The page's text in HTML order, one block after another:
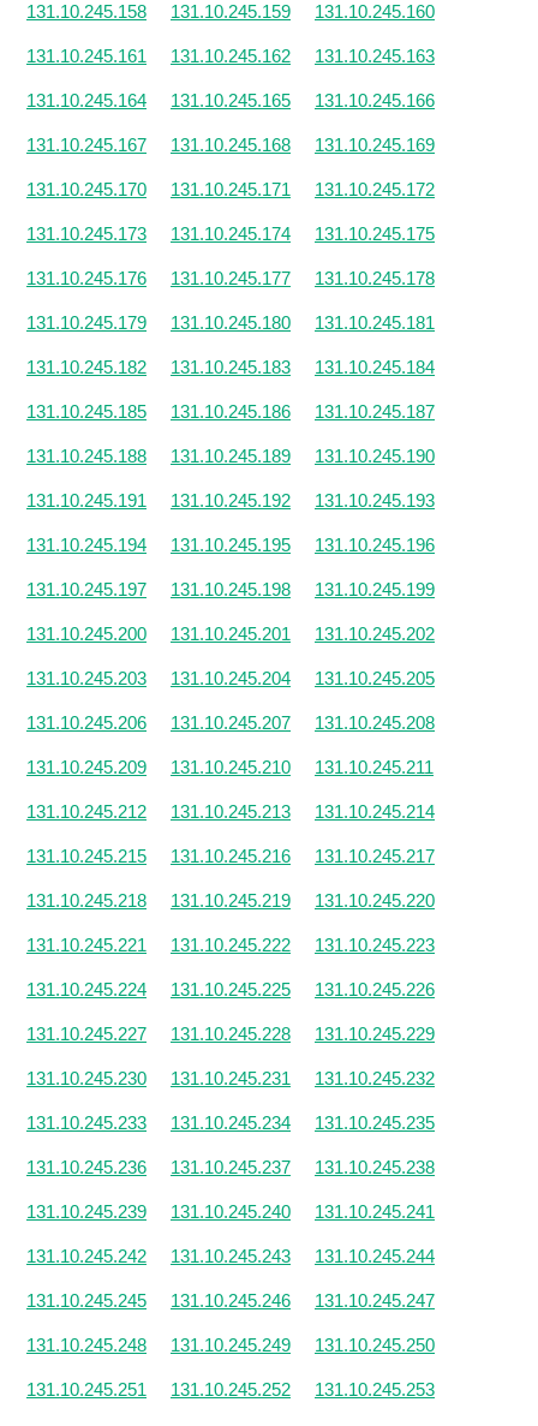
131.10.245.158 131.10.245.159 131.10.245.160
131.10.245.161 131.10.245.162 131.10.245.163
131.10.245.164 131.10.245.165 131.10.245.166
131.10.245.167 131.10.245.168 131.10.245.169
131.10.245.170 131.10.245.171 131.10.245.172
131.10.245.173 131.10.245.174 131.10.245.175
131.10.245.176 131.10.245.177 131.10.245.178
131.10.245.179 131.10.245.180 131.10.245.181
131.10.245.182 131.10.245.183 131.10.245.184
131.10.245.185 131.10.245.186 131.10.245.187
131.10.245.188 131.10.245.189 131.10.245.190
131.10.245.191 131.10.245.192 131.10.245.193
131.10.245.194 131.10.245.195 131.10.245.196
131.10.245.197 131.10.245.198 131.10.245.199
131.10.245.200 131.10.245.201 131.10.245.202
131.10.245.203 131.10.245.204 131.10.245.205
131.10.245.206 131.10.245.207 131.10.245.208
131.10.245.209 131.10.245.210 131.10.245.211
131.10.245.212 131.10.245.213 131.10.245.214
131.10.245.215 131.10.245.216 131.10.245.217
131.10.245.218 131.10.245.219 131.10.245.220
131.10.245.221 131.10.245.222 131.10.245.223
131.10.245.224 131.10.245.225 131.10.245.226
131.10.245.227 131.10.245.228 131.10.245.229
131.10.245.230 131.10.245.231 131.10.245.232
131.10.245.233 131.10.245.234 131.10.245.235
131.10.245.236 131.10.245.237 131.10.245.238
131.10.245.239 131.10.245.240 131.10.245.241
131.10.245.242 131.10.245.243 131.10.245.244
131.10.245.245 131.10.245.246 131.10.245.247
131.10.245.248 131.10.245.249 131.10.245.250
131.10.245.251 131.10.245.252 131.10.245.253